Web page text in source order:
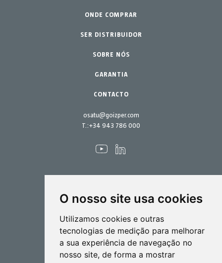
O nosso site usa cookies
Utilizamos cookies e outras
tecnologias de medição para melhorar
a sua experiência de navegação no
nosso site, de forma a mostrar
osatu@goizper.com
T.:+34 943 786 000
Pulverização
Biotecnlogia
Industrial
Jardinagem Profissional
Lar - Jardim
Equipamentos
Acessórios
Peças de reposição
Kits de manutenção
ONDE COMPRAR
SER DISTRIBUIDOR
SOBRE NÓS
GARANTIA
CONTACTO
Goizper S.Coop.